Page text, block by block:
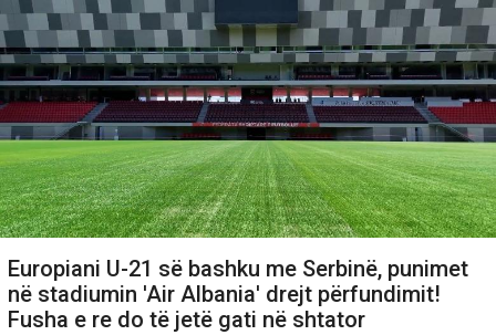
Europiani U-21 së bashku me Serbinë, punimet
në stadiumin 'Air Albania' drejt përfundimit!
Fusha e re do të jetë gati në shtator